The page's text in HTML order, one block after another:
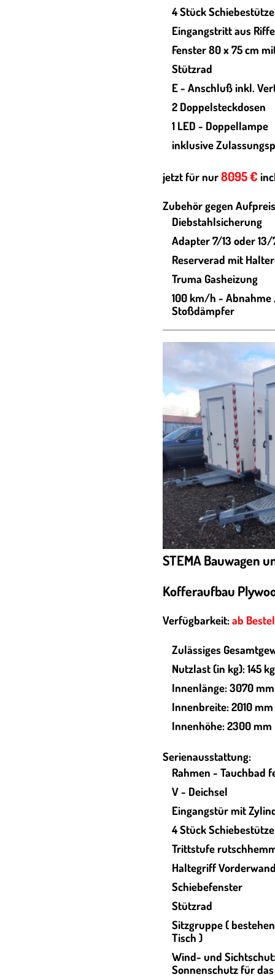
4 Stück
Eingangstritt aus
Fenster 80 x 75 cm
Stützrad
E - Anschluß inkl.
2 Doppelsteckdosen
1 LED - Doppellampe
inklusive
jetzt für nur8095 €
Zubehör gegen
Diebstahlsicherung
Adapter 7/13 oder 13/
Reserverad mit
Truma Gasheizung
100 km/h - Abnahme
Stoßdämpfer
STEMA Bauwagen
Kofferaufbau
Verfügbarkeit:ab
Zulässiges
Nutzlast (in kg): 145 kg
Innenlänge: 3070 mm
Innenbreite: 2010 mm
Innenhöhe: 2300 mm
Serienausstattung:
Rahmen - Tauchbad
V - Deichsel
Eingangstür mit
4 Stück
Trittstufe
Haltegriff
Schiebefenster
Stützrad
Sitzgruppe (
Tisch )
Wind- und
Sonnenschutz für